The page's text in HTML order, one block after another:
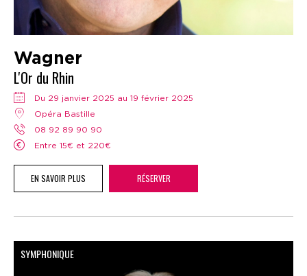
Wagner
L'Or du Rhin
Du 29 janvier 2025 au 19 février 2025
Opéra Bastille
08 92 89 90 90
Entre 15€ et 220€
EN SAVOIR PLUS RÉSERVER
SYMPHONIQUE